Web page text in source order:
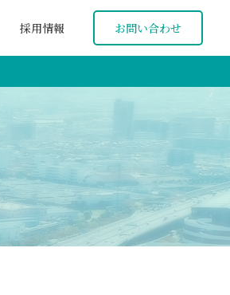
採用情報 お問い合わせ